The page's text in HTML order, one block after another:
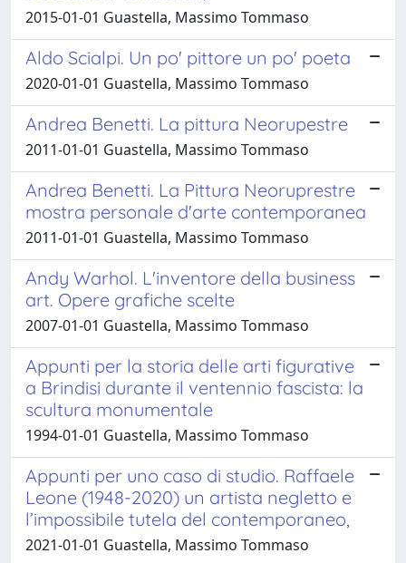
2015-01-01 Guastella, Massimo Tommaso
Aldo Scialpi. Un po' pittore un po' poeta
2020-01-01 Guastella, Massimo Tommaso
Andrea Benetti. La pittura Neorupestre
2011-01-01 Guastella, Massimo Tommaso
Andrea Benetti. La Pittura Neoruprestre
mostra personale d'arte contemporanea
2011-01-01 Guastella, Massimo Tommaso
Andy Warhol. L'inventore della business
art. Opere grafiche scelte
2007-01-01 Guastella, Massimo Tommaso
Appunti per la storia delle arti figurative
a Brindisi durante il ventennio fascista: la
scultura monumentale
1994-01-01 Guastella, Massimo Tommaso
Appunti per uno caso di studio. Raffaele
Leone (1948-2020) un artista negletto e
l’impossibile tutela del contemporaneo,
2021-01-01 Guastella, Massimo Tommaso